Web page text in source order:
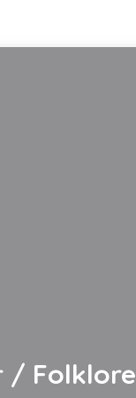
/ Folklore